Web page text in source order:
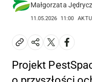
Małgorzata
11.05.2026 11:00
Projekt